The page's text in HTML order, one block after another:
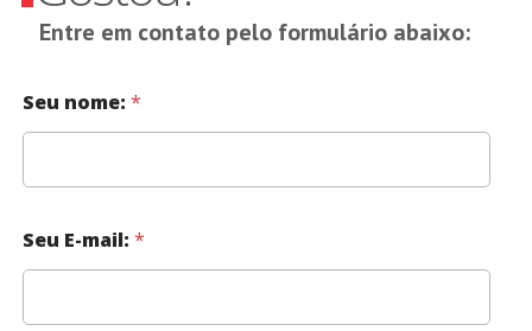
Entre em contato pelo formulário abaixo:
Seu nome: *
Seu E-mail: *